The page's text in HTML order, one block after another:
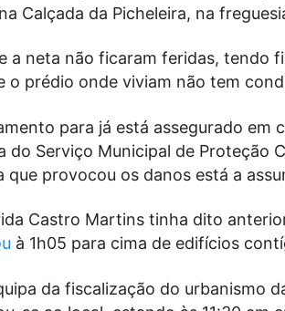
Calçada da Picheleira, na
a neta não ficaram feridas, tendo
o prédio onde viviam não tem
para já está assegurado em
do Serviço Municipal de Proteção
que provocou os danos está a
Castro Martins tinha dito
à 1h05 para cima de edifícios
da fiscalização do urbanismo